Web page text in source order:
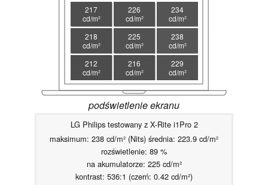
217
cd/m²
226
cd/m²
234
cd/m²
218
cd/m²
225
cd/m²
238
cd/m²
212
cd/m²
216
cd/m²
229
cd/m²
podświetlenie ekranu
LG Philips testowany z X-Rite i1Pro 2
maksimum: 238 cd/m² (Nits) średnia: 223.9 cd/m²
rozświetlenie: 89 %
na akumulatorze: 225 cd/m²
kontrast: 536:1 (czerń: 0.42 cd/m²)